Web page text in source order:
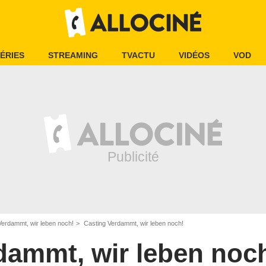
STREAMING TVACTU VIDÉOS VOD
wir leben noch! Casting Verdammt, wir leben noch!
wir leben